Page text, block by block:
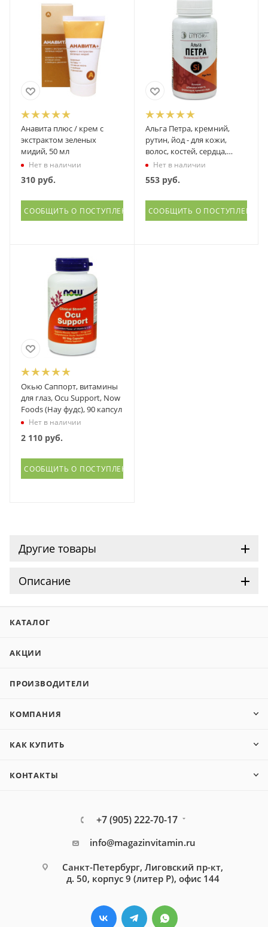
Анавита плюс / крем с
экстрактом зеленых
мидий, 50 мл
Нет в наличии
310 руб.
СООБЩИТЬ О ПОСТУПЛЕНИИ
Альга Петра, кремний,
рутин, йод - для кожи,
волос, костей, сердца,
Литораль, 120 капсул
Нет в наличии
553руб.
СООБЩИТЬ О ПОСТУПЛЕНИИ
Окью Саппорт, витамины
для глаз, Ocu Support, Now
Foods (Нау фудс), 90 капсул
Нет в наличии
2 110 руб.
СООБЩИТЬ О ПОСТУПЛЕНИИ
Другие товары
Описание
КАТАЛОГ
АКЦИИ
ПРОИЗВОДИТЕЛИ
КОМПАНИЯ
КАК КУПИТЬ
КОНТАКТЫ
+7 (905) 222-70-17
info@magazinvitamin.ru
Санкт-Петербург, Лиговский пр-кт,
д. 50, корпус 9 (литер Р), офис 144